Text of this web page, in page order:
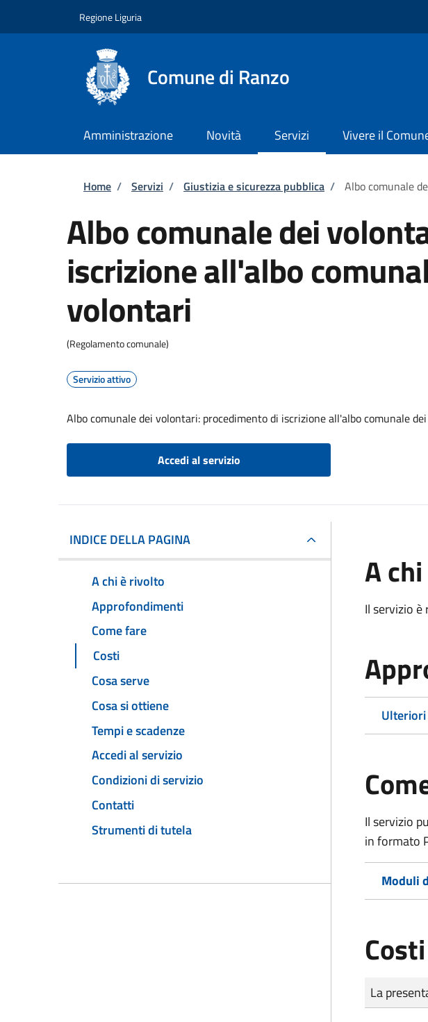
Regione Liguria
Comune di Ranzo
Amministrazione Novità Servizi Vivere il
Briciole di pane
Home / Servizi / Giustizia e sicurezza pubblica / Albo comunale
Albo comunale dei
iscrizione all'albo
volontari
(Regolamento comunale)
Servizio attivo
Albo comunale dei volontari: procedimento di iscrizione all'albo comunale
Accedi al servizio
INDICE DELLA PAGINA
A chi è rivolto
Approfondimenti
Come fare
Costi
Cosa serve
Cosa si ottiene
Tempi e scadenze
Accedi al servizio
Condizioni di servizio
Contatti
Strumenti di tutela
A
Il servizio
Il servizio
in formato
Moduli
Costi
Tipo di
Importo
La